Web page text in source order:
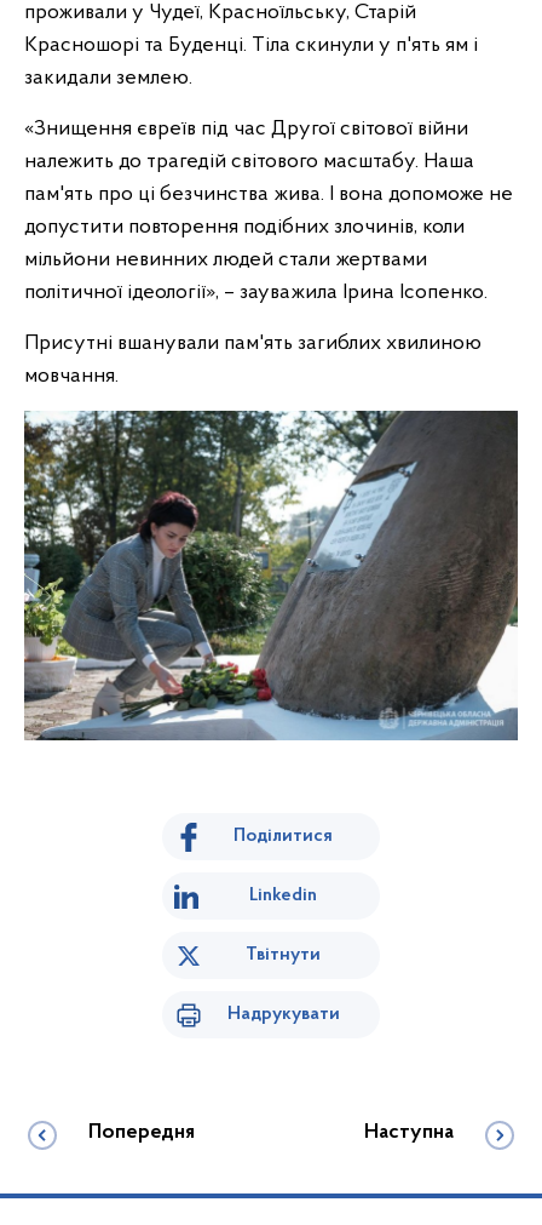
проживали у Чудеї, Красноїльську, Старій
Красношорі та Буденці. Тіла скинули у п'ять ям і
закидали землею.
«Знищення євреїв під час Другої світової війни
належить до трагедій світового масштабу. Наша
пам'ять про ці безчинства жива. І вона допоможе не
допустити повторення подібних злочинів, коли
мільйони невинних людей стали жертвами
політичної ідеології», – зауважила Ірина Ісопенко.
Присутні вшанували пам'ять загиблих хвилиною
мовчання.
Поділитися
Linkedin
Твітнути
Надрукувати
Попередня Наступна